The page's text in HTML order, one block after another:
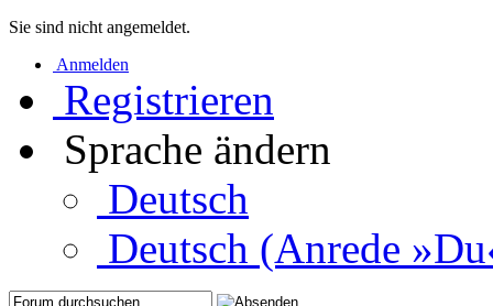
Sie sind nicht angemeldet.
Anmelden
Registrieren
Sprache ändern
Deutsch
Deutsch (Anrede